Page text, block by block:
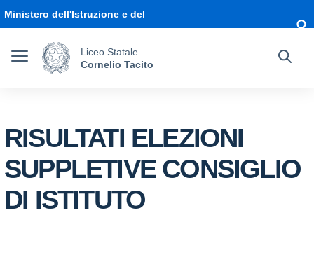
Ministero dell'Istruzione e del
Liceo Statale
Cornelio Tacito
RISULTATI ELEZIONI
SUPPLETIVE CONSIGLIO
DI ISTITUTO